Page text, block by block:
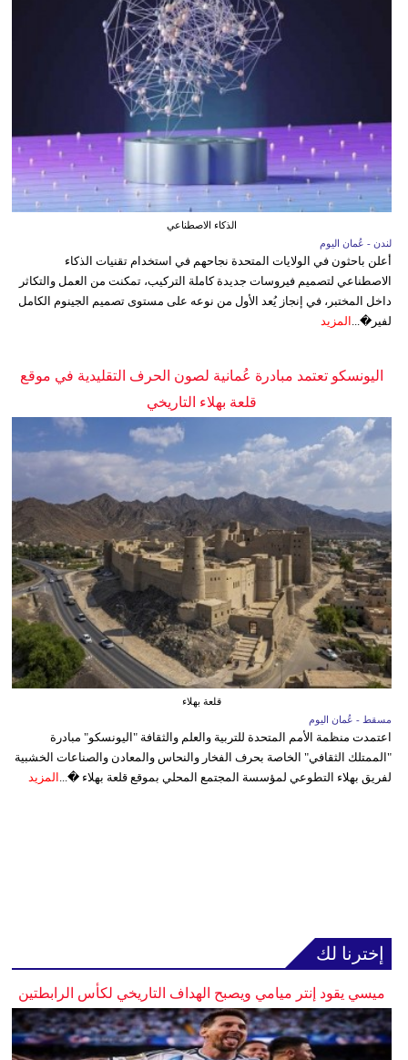
الذكاء الاصطناعي
لندن - عُمان اليوم
أعلن باحثون في الولايات المتحدة نجاحهم في استخدام تقنيات الذكاء
الاصطناعي لتصميم فيروسات جديدة كاملة التركيب، تمكنت من العمل والتكاثر
داخل المختبر، في إنجاز يُعد الأول من نوعه على مستوى تصميم الجينوم الكامل
لفير�...
المزيد
اليونسكو تعتمد مبادرة عُمانية لصون الحرف التقليدية في موقع
قلعة بهلاء التاريخي
قلعة بهلاء
مسقط - عُمان اليوم
اعتمدت منظمة الأمم المتحدة للتربية والعلم والثقافة "اليونسكو" مبادرة
"الممتلك الثقافي" الخاصة بحرف الفخار والنحاس والمعادن والصناعات الخشبية
لفريق بهلاء التطوعي لمؤسسة المجتمع المحلي بموقع قلعة بهلاء �... المزيد
إخترنا لك
ميسي يقود إنتر ميامي ويصبح الهداف التاريخي لكأس الرابطتين